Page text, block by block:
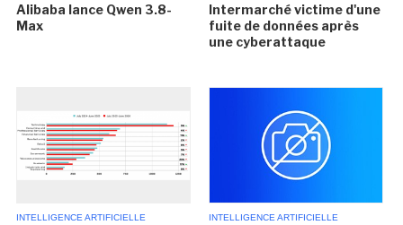
Alibaba lance Qwen 3.8-
Max
Intermarché victime d'une
fuite de données après
une cyberattaque
INTELLIGENCE ARTIFICIELLE INTELLIGENCE ARTIFICIELLE